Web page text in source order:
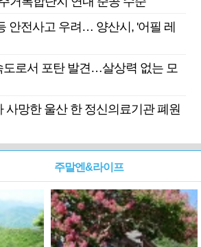
안전사고 우려… 양산시, '어필 레
도로서 포탄 발견…살상력 없는 모
사망한 울산 한 정신의료기관 폐원
주말엔&라이프